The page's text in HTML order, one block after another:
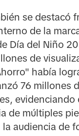
se destacó
de la
Día del Niño
de
había
76 millones
evidenciando
de múltiples
audiencia de